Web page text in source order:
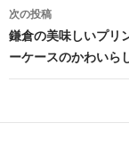
ビ
ゲ
ー
次の投稿
鎌倉の美味しいプリ
ーケースのかわいら